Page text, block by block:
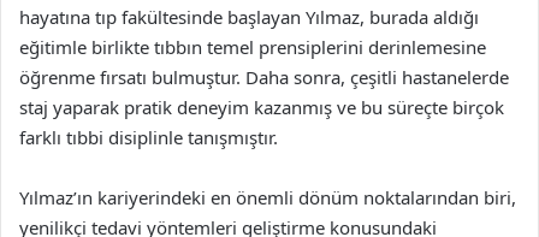
hayatına tıp fakültesinde başlayan Yılmaz, burada aldığı
eğitimle birlikte tıbbın temel prensiplerini derinlemesine
öğrenme fırsatı bulmuştur. Daha sonra, çeşitli hastanelerde
staj yaparak pratik deneyim kazanmış ve bu süreçte birçok
farklı tıbbi disiplinle tanışmıştır.
Yılmaz’ın kariyerindeki en önemli dönüm noktalarından biri,
yenilikçi tedavi yöntemleri geliştirme konusundaki